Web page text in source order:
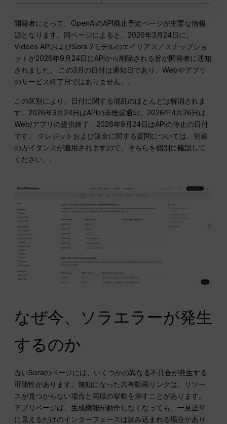
開発者にとって、OpenAIのAPI廃止予定ページが主要な情報
源となります。同ページによると、2026年3月24日に、
Videos APIおよびSora 2モデルのエイリアス／スナップショ
ットが2026年9月24日にAPIから削除される旨が開発者に通知
されました。 この3月の日付は通知日であり、Webやアプリ
のサービス終了日ではありません。.
この区別により、日付に関する混乱のほとんどは解消されま
す。2026年3月24日はAPIの非推奨通知、2026年4月26日は
Web/アプリの提供終了、2026年9月24日はAPIの停止の日付
です。 クレジットおよび返金に関する質問については、別途
のガイダンスが適用されますので、そちらを個別に確認して
ください。.
なぜ今、ソラエラーが発生
するのか
古いSoraのページには、いくつかの異なる不具合が発生する
可能性があります。無効になった共有動画リンクは、リソー
スが見つからない場合と同様の挙動を示すことがあります。
アプリページは、生成機能が動作しなくなっても、一見正常
に見えるだけのインターフェースは読み込まれる場合があり